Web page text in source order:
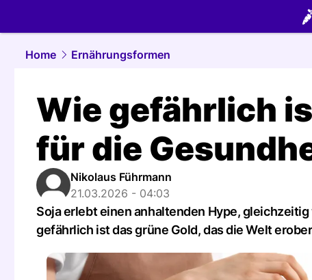
food.
Home
Ernährungsformen
Wie gefährlich
für die
Nikolaus Führmann
21.03.2026 - 04:03
Soja erlebt einen anhaltenden Hype,
gefährlich ist das grüne Gold, das die Welt